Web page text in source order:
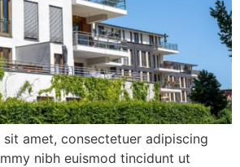
amet, consectetuer adipiscing
nibh euismod tincidunt ut